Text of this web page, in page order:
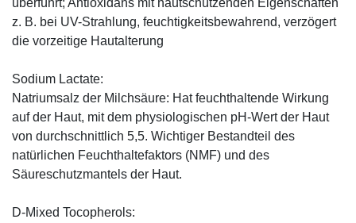
z. B. bei UV-Strahlung, feuchtigkeitsbewahrend, verzögert
die vorzeitige Hautalterung
Sodium Lactate:
Natriumsalz der Milchsäure: Hat feuchthaltende Wirkung
auf der Haut, mit dem physiologischen pH-Wert der Haut
von durchschnittlich 5,5. Wichtiger Bestandteil des
natürlichen Feuchthaltefaktors (NMF) und des
Säureschutzmantels der Haut.
D-Mixed Tocopherols: